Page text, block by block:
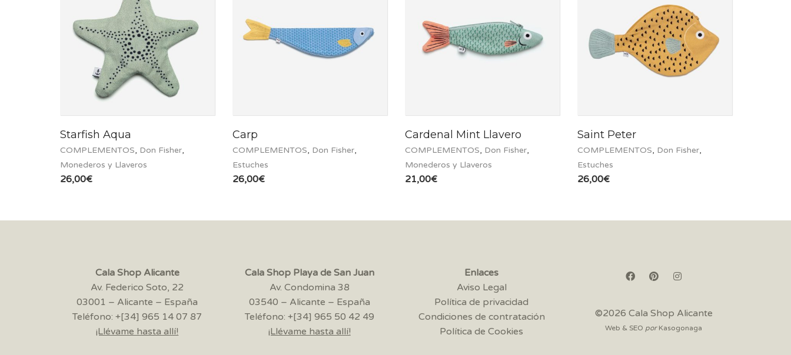
Starfish Aqua
COMPLEMENTOS, Don Fisher,
Monederos y Llaveros
26,00€
Carp
COMPLEMENTOS, Don Fisher,
Estuches
26,00€
Cardenal Mint Llavero
COMPLEMENTOS, Don Fisher,
Monederos y Llaveros
21,00€
Saint Peter
COMPLEMENTOS, Don Fisher,
Estuches
26,00€
Cala Shop Alicante
Av. Federico Soto, 22
03001 – Alicante – España
Teléfono: +[34] 965 14 07 87
¡Llévame hasta allí!
Cala Shop Playa de San Juan
Av. Condomina 38
03540 – Alicante – España
Teléfono: +[34] 965 50 42 49
¡Llévame hasta allí!
Enlaces
Aviso Legal
Política de privacidad
Condiciones de contratación
Política de Cookies
©2026 Cala Shop Alicante
Web & SEO por Kasogonaga